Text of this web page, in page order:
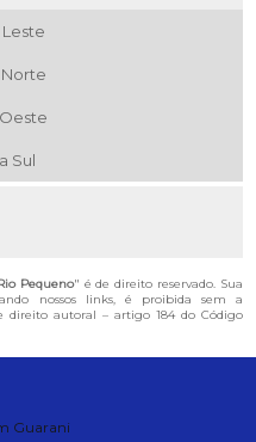
Sul
Pequeno" é de direito reservado. Sua
nossos links, é proibida sem a
direito autoral – artigo 184 do Código
Guarani